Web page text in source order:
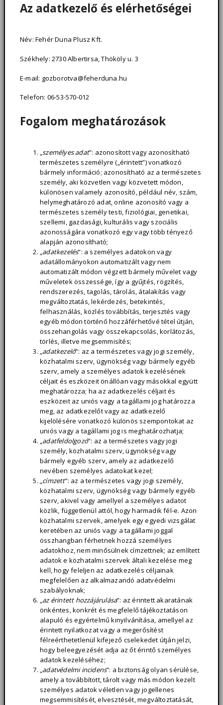
Az adatkezelő és elérhetőségei
Név: Fehér Duna Plusz Kft.
Székhely: 2730 Albertirsa, Thököly u. 3
E-mail: gozborotva@feherduna.hu
Telefon: 06-53-570-012
Fogalom meghatározások
„személyes adat”: azonosított vagy azonosítható
természetes személyre („érintett”) vonatkozó
bármely információ; azonosítható az a természetes
személy, aki közvetlen vagy közvetett módon,
különösen valamely azonosító, például név, szám,
helymeghatározó adat, online azonosító vagy a
természetes személy testi, fiziológiai, genetikai,
szellemi, gazdasági, kulturális vagy szociális
azonosságára vonatkozó egy vagy több tényező
alapján azonosítható;
„adatkezelés”: a személyes adatokon vagy
adatállományokon automatizált vagy nem
automatizált módon végzett bármely művelet vagy
műveletek összessége, így a gyűjtés, rögzítés,
rendszerezés, tagolás, tárolás, átalakítás vagy
megváltoztatás, lekérdezés, betekintés,
felhasználás, közlés továbbítás, terjesztés vagy
egyéb módon történő hozzáférhetővé tétel útján,
összehangolás vagy összekapcsolás, korlátozás,
törlés, illetve megsemmisítés;
„adatkezelő”: az a természetes vagy jogi személy,
közhatalmi szerv, ügynökség vagy bármely egyéb
szerv, amely a személyes adatok kezelésének
céljait és eszközeit önállóan vagy másokkal együtt
meghatározza; ha az adatkezelés céljait és
eszközeit az uniós vagy a tagállami jog határozza
meg, az adatkezelőt vagy az adatkezelő
kijelölésére vonatkozó különös szempontokat az
uniós vagy a tagállami jog is meghatározhatja;
„adatfeldolgozó”: az a természetes vagy jogi
személy, közhatalmi szerv, ügynökség vagy
bármely egyéb szerv, amely az adatkezelő
nevében személyes adatokat kezel;
„címzett”: az a természetes vagy jogi személy,
közhatalmi szerv, ügynökség vagy bármely egyéb
szerv, akivel vagy amellyel a személyes adatot
közlik, függetlenül attól, hogy harmadik fél-e. Azon
közhatalmi szervek, amelyek egy egyedi vizsgálat
keretében az uniós vagy a tagállami joggal
összhangban férhetnek hozzá személyes
adatokhoz, nem minősülnek címzettnek; az említett
adatok e közhatalmi szervek általi kezelése meg
kell, hogy feleljen az adatkezelés céljainak
megfelelően az alkalmazandó adatvédelmi
szabályoknak;
„az érintett hozzájárulása”: az érintett akaratának
önkéntes, konkrét és megfelelő tájékoztatáson
alapuló és egyértelmű kinyilvánítása, amellyel az
érintett nyilatkozat vagy a megerősítést
félreérthetetlenül kifejező cselekedet útján jelzi,
hogy beleegyezését adja az őt érintő személyes
adatok kezeléséhez;
„adatvédelmi incidens”: a biztonság olyan sérülése,
amely a továbbított, tárolt vagy más módon kezelt
személyes adatok véletlen vagy jogellenes
megsemmisítését, elvesztését, megváltoztatását,